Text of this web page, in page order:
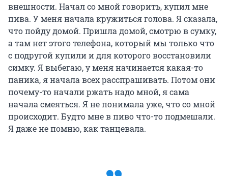
внешности. Начал со мной говорить, купил мне
пива. У меня начала кружиться голова. Я сказала,
что пойду домой. Пришла домой, смотрю в сумку,
а там нет этого телефона, который мы только что
с подругой купили и для которого восстановили
симку. Я выбегаю, у меня начинается какая-то
паника, я начала всех расспрашивать. Потом они
почему-то начали ржать надо мной, я сама
начала смеяться. Я не понимала уже, что со мной
происходит. Будто мне в пиво что-то подмешали.
Я даже не помню, как танцевала.